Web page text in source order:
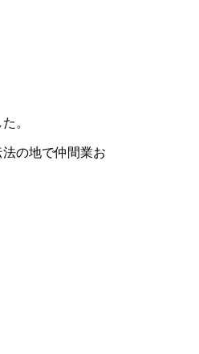
。
の地で仲間業お